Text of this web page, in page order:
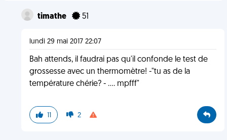
timathe 51
lundi 29 mai 2017 22:07
Bah attends, il faudrai pas qu'il confonde le test de
grossesse avec un thermomètre! -"tu as de la
température chérie? - .... mpfff"
11 2